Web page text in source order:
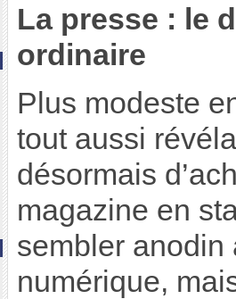
La presse : le
ordinaire
Plus modeste
tout aussi
désormais
magazine en
sembler anodin
numérique,